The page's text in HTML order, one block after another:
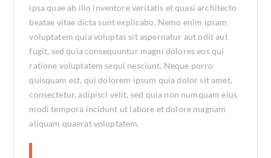
ipsa quae ab illo inventore veritatis et quasi architecto
beatae vitae dicta sunt explicabo. Nemo enim ipsam
voluptatem quia voluptas sit aspernatur aut odit aut
fugit, sed quia consequuntur magni dolores eos qui
ratione voluptatem sequi nesciunt. Neque porro
quisquam est, qui dolorem ipsum quia dolor sit amet,
consectetur, adipisci velit, sed quia non numquam eius
modi tempora incidunt ut labore et dolore magnam
aliquam quaerat voluptatem.